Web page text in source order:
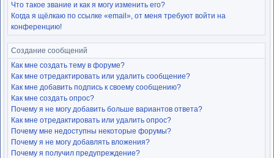
Что такое звание и как я могу изменить его?
Когда я щёлкаю по ссылке «email», от меня требуют войти на
конференцию!
Создание сообщений
Как мне создать тему в форуме?
Как мне отредактировать или удалить сообщение?
Как мне добавить подпись к своему сообщению?
Как мне создать опрос?
Почему я не могу добавить больше вариантов ответа?
Как мне отредактировать или удалить опрос?
Почему мне недоступны некоторые форумы?
Почему я не могу добавлять вложения?
Почему я получил предупреждение?